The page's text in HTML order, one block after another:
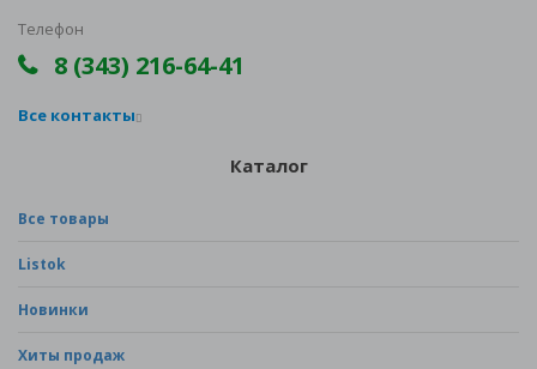
Телефон
8 (343) 216-64-41
Все контакты
Каталог
Все товары
Listok
Новинки
Хиты продаж